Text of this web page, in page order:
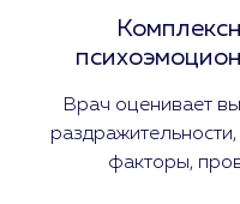
Врач оценивает
факторы,